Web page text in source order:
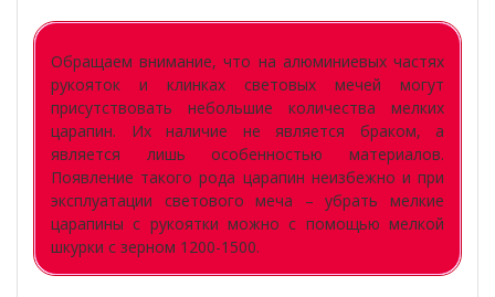
Обращаем внимание, что на алюминиевых частях
рукояток и клинках световых мечей могут
присутствовать небольшие количества мелких
царапин. Их наличие не является браком, а
является лишь особенностью материалов.
Появление такого рода царапин неизбежно и при
эксплуатации светового меча – убрать мелкие
царапины с рукоятки можно с помощью мелкой
шкурки с зерном 1200-1500.